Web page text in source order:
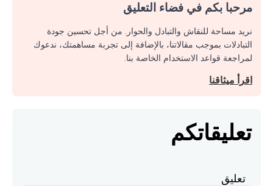
مرحبا بكم في فضاء التعليق
نريد مساحة للنقاش والتبادل والحوار. من أجل تحسين جودة
التبادلات بموجب مقالاتنا، بالإضافة إلى تجربة مساهمتك، ندعوك
لمراجعة قواعد الاستخدام الخاصة بنا.
اقرأ ميثاقنا
تعليقاتكم
تعليق